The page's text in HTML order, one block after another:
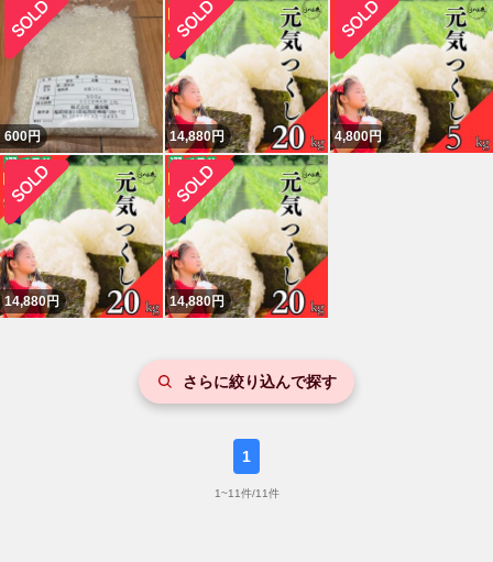
600円 14,880円 4,800円
14,880円 14,880円
さらに絞り込んで探す
1
1~11件/11件